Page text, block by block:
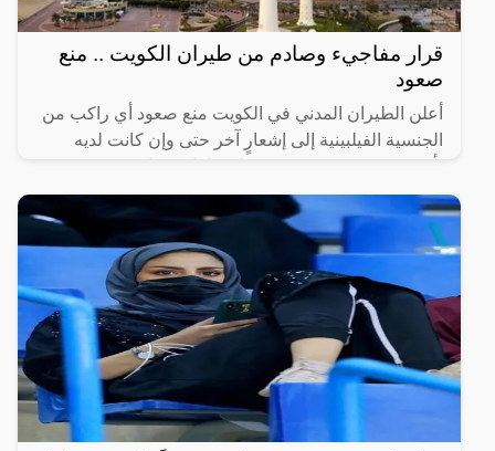
قرار مفاجيء وصادم من طيران الكويت .. منع
صعود
أعلن الطيران المدني في الكويت منع صعود أي راكب من
الجنسية الفيلبينية إلى إشعارٍ آخر حتى وإن كانت لديه